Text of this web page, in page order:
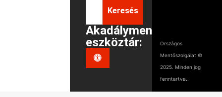
Keresés
Akadálymentes
eszköztár:
Országos
Mentőszolgálat ©
2025. Minden jog
fenntartva..